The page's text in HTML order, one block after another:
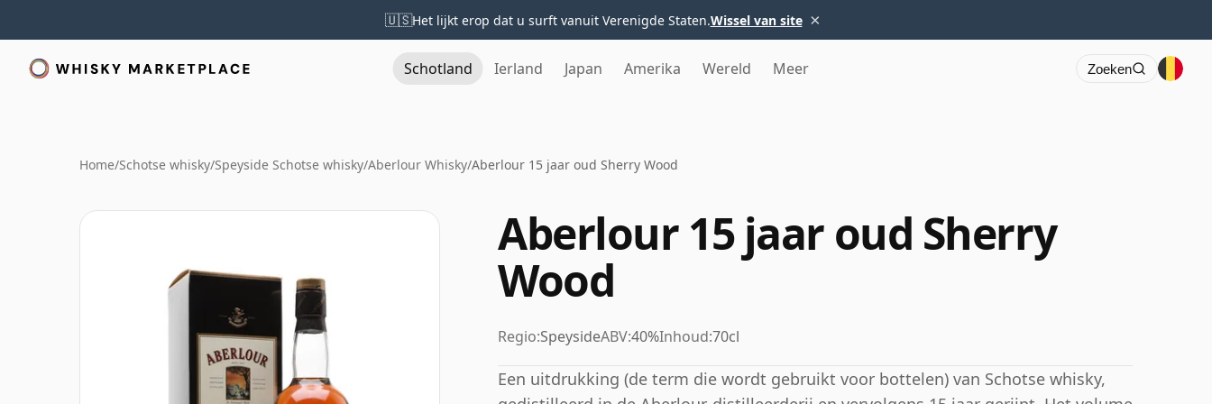
🇺🇸Het lijkt erop dat u surft vanuit Verenigde Staten.Wissel van site ×
Schotland Ierland Japan Amerika Wereld Meer Zoeken
Home/Schotse whisky/Speyside Schotse whisky/Aberlour Whisky/Aberlour 15 jaar oud Sherry Wood
Aberlour 15 jaar oud Sherry
Wood
Regio:SpeysideABV:40%Inhoud:70cl
Een uitdrukking (de term die wordt gebruikt voor bottelen) van Schotse whisky,